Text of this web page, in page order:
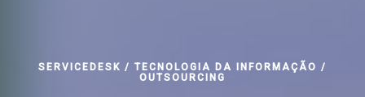
SERVICEDESK / TECNOLOGIA DA INFORMAÇÃO /
OUTSOURCING